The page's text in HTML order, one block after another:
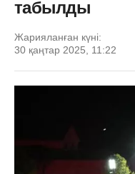
табылды
Жарияланған күні:
30 қаңтар 2025, 11:22